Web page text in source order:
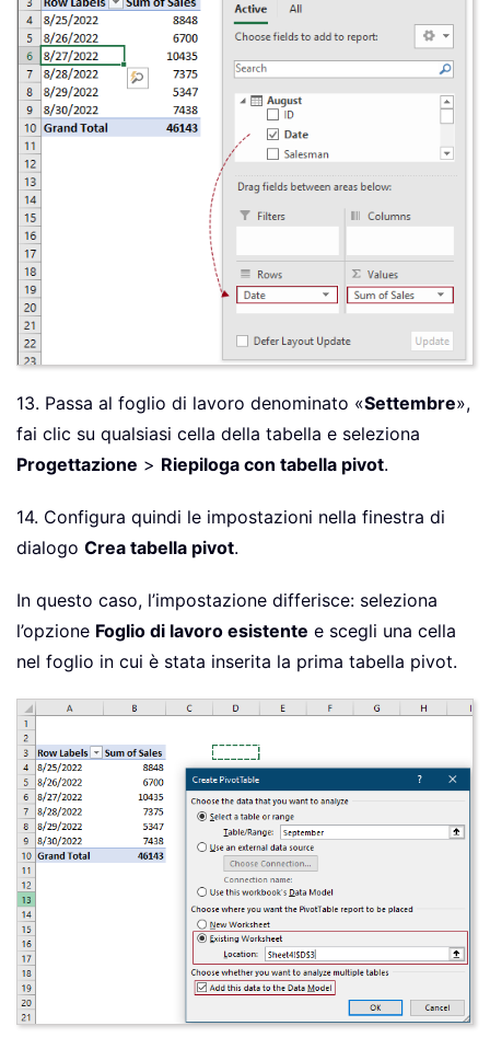
13. Passa al foglio di lavoro denominato «Settembre»,
fai clic su qualsiasi cella della tabella e seleziona
Progettazione > Riepiloga con tabella pivot.
14. Configura quindi le impostazioni nella finestra di
dialogo Crea tabella pivot.
In questo caso, l’impostazione differisce: seleziona
l’opzione Foglio di lavoro esistente e scegli una cella
nel foglio in cui è stata inserita la prima tabella pivot.